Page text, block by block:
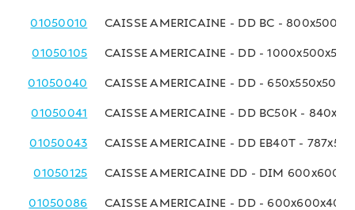
01050010 CAISSE AMERICAINE - DD BC -
01050105 CAISSE AMERICAINE - DD -
01050040 CAISSE AMERICAINE - DD - 650x550x500
01050041 CAISSE AMERICAINE - DD BC50K -
01050043 CAISSE AMERICAINE - DD EB40T -
01050125 CAISSE AMERICAINE DD - DIM
01050086 CAISSE AMERICAINE - DD - 600x600x400